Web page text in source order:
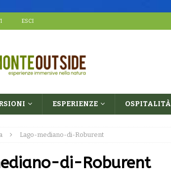
ESCI
ESPERIENZE OSPITALITÀ
Lago-mediano-di-Roburent
di-Roburent